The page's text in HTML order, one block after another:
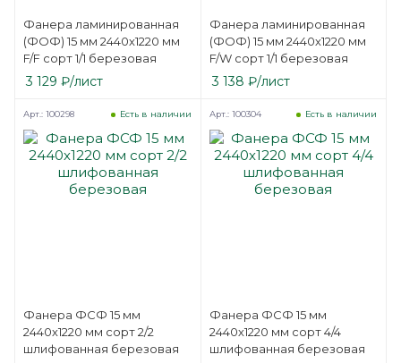
Фанера ламинированная
(ФОФ) 15 мм 2440х1220 мм
F/F сорт 1/1 березовая
3 129 ₽/лист
Фанера ламинированная
(ФОФ) 15 мм 2440х1220 мм
F/W сорт 1/1 березовая
3 138 ₽/лист
Фанера ФСФ 15 мм
2440х1220 мм сорт 2/2
шлифованная березовая
Есть в наличии
Арт.: 100298
Фанера ФСФ 15 мм
2440х1220 мм сорт 4/4
шлифованная березовая
Есть в наличии
Арт.: 100304